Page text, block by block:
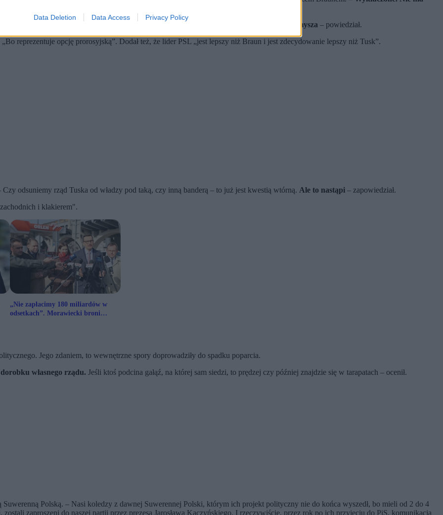
Data Deletion Data Access Privacy Policy
Władysława Kosiniaka-Kamysza. –
Zdecydowanie do Władysława Kosiniaka-Kamysza – powiedział.
reprezentuje opcję prorosyjską”. Dodał też, że lider PSL „jest lepszy niż Braun i jest zdecydowanie lepszy niż Tusk”.
odsuniemy rząd Tuska od władzy pod taką, czy inną banderą – to już jest kwestią wtórną. Ale to nastąpi – zapowiedział.
i klakierem".
„Nie zapłacimy 180 miliardów w
odsetkach”. Morawiecki broni
Jego zdaniem, to wewnętrzne spory doprowadziły do spadku poparcia.
własnego rządu. Jeśli ktoś podcina gałąź, na której sam siedzi, to prędzej czy później znajdzie się w tarapatach – ocenił.
Polską. – Nasi koledzy z dawnej Suwerennej Polski, którym ich projekt polityczny nie do końca wyszedł, bo mieli od 2 do 4
zaproszeni do naszej partii przez prezesa Jarosława Kaczyńskiego. I rzeczywiście, przez rok po ich przyjęciu do PiS, komunikacja